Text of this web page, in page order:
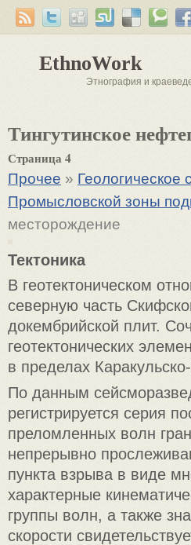
EthnoWork
Этнография и
Тингутинское
Страница 4
Прочее » Геологическое
Промысловской зоны
месторождение
Тектоника
В геотектоническом
северную часть
докембрийской плит.
геотектонических
в пределах
По данным
регистрируется серия
преломленных волн
непрерывно
пункта взрыва в виде
характерные
группы волн, а также
скорости